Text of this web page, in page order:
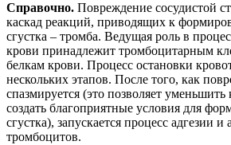
Справочно. Повреждение сосудистой
каскад реакций, приводящих к
сгустка – тромба. Ведущая роль в
крови принадлежит тромбоцитарным
белкам крови. Процесс остановки
нескольких этапов. После того, как
спазмируется (это позволяет уменьшить
создать благоприятные условия для
сгустка), запускается процесс адгезии и
тромбоцитов.